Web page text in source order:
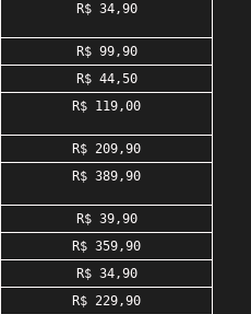
R$ 34,90
R$ 99,90
R$ 44,50
R$ 119,00
R$ 209,90
R$ 389,90
R$ 39,90
R$ 359,90
R$ 34,90
R$ 229,90